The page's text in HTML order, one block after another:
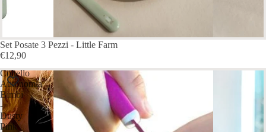
Set Posate 3 Pezzi - Little Farm
€12,90
Coltello
Autonomia
Bimbi
-
Dusty
Pink